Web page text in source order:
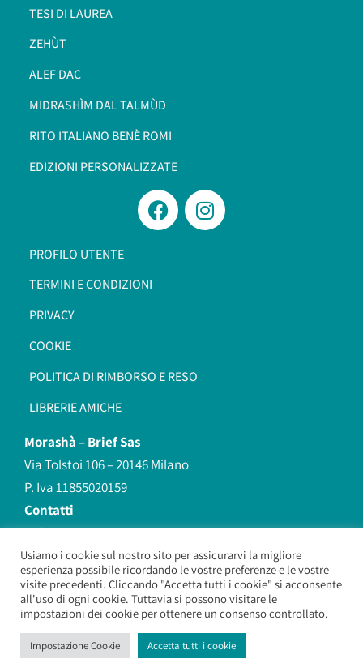
TESI DI LAUREA
ZEHÙT
ALEF DAC
MIDRASHÌM DAL TALMÙD
RITO ITALIANO BENÈ ROMI​
EDIZIONI PERSONALIZZATE
PROFILO UTENTE
TERMINI E CONDIZIONI
PRIVACY
COOKIE
POLITICA DI RIMBORSO E RESO
LIBRERIE AMICHE
Morashà –Brief Sas
Via Tolstoi 106 – 20146 Milano
P. Iva 11855020159
Contatti
redazione@morasha.it
339 8596707
(anche Whatsapp)
Morashà – Brief Sas – Copyright 2026. All Rights Reserved.
Usiamo i cookie sul nostro sito per assicurarvi la migliore
esperienza possibile ricordando le vostre preferenze e le vostre
visite precedenti. Cliccando "Accetta tutti i cookie" si acconsente
all'uso di ogni cookie. Tuttavia si possono visitare le
impostazioni dei cookie per ottenere un consenso controllato.
Impostazione Cookie Accetta tutti i cookie